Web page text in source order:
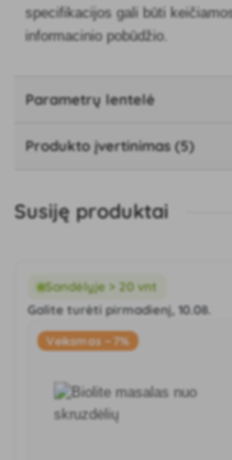
specifikacijos gali būti
informacinio pobūdžio.
Parametrų lentelė
Produkto įvertinimas (5)
Susiję produktai
Sandėlyje > 20 vnt
Galite turėti pirmadienį, 10.08.
Veiksmas −7%